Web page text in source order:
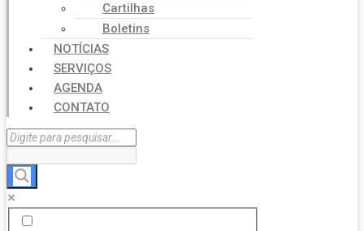
Cartilhas
Boletins
NOTÍCIAS
SERVIÇOS
AGENDA
CONTATO